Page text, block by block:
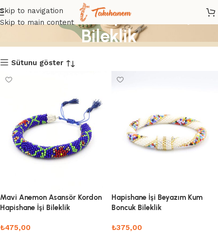
Skip to navigation
Skip to main content
Bohem - Hapishane İşi
Bileklik
Sütunu göster
Mavi Anemon Asansör Kordon
Hapishane İşi Bileklik
₺475,00
Hapishane İşi Beyazım Kum
Boncuk Bileklik
₺375,00